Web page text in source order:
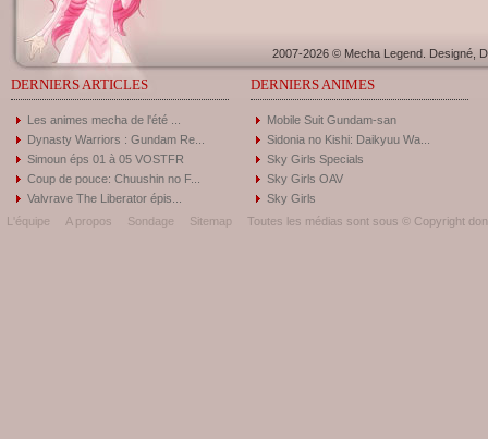
2007-2026 © Mecha Legend. Designé,
DERNIERS ARTICLES
Les animes mecha de l'été ...
Dynasty Warriors : Gundam Re...
Simoun éps 01 à 05 VOSTFR
Coup de pouce: Chuushin no F...
Valvrave The Liberator épis...
DERNIERS ANIMES
Mobile Suit Gundam-san
Sidonia no Kishi: Daikyuu Wa...
Sky Girls Specials
Sky Girls OAV
Sky Girls
L'équipe
A propos Sondage Sitemap Toutes les médias sont sous © Copyright